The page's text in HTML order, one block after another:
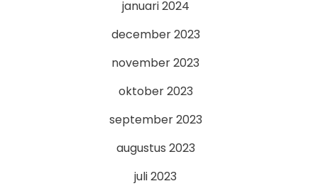
januari 2024
december 2023
november 2023
oktober 2023
september 2023
augustus 2023
juli 2023